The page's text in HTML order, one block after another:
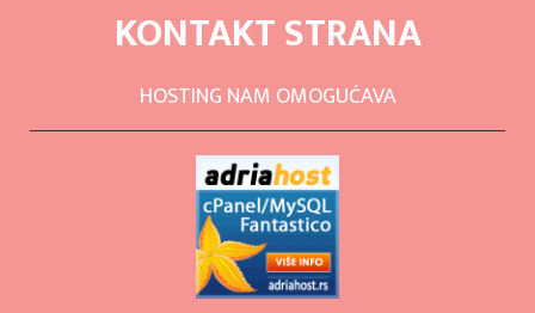
KONTAKT STRANA
HOSTING NAM OMOGUĆAVA